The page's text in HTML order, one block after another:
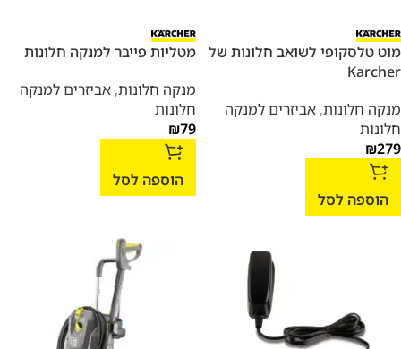
מוט טלסקופי לשואב חלונות של
Karcher
מנקה חלונות, אביזרים למנקה
חלונות
₪279
הוספה לסל
מטליות פייבר למנקה חלונות
מנקה חלונות, אביזרים למנקה
חלונות
₪79
הוספה לסל